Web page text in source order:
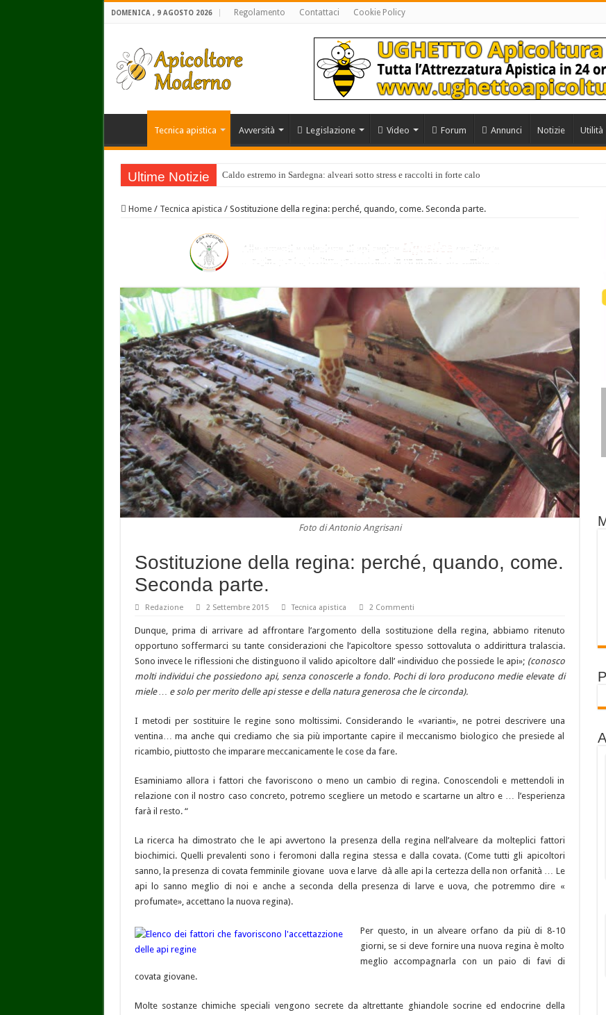
DOMENICA , 9 AGOSTO 2026 Regolamento Contattaci Cookie Policy
Tecnica apistica Avversità Legislazione Video Forum Annunci Notizie Utilità
Ultime Notizie Caldo estremo in Sardegna: alveari sotto stress e raccolti in forte calo
Home / Tecnica apistica / Sostituzione della regina: perché, quando, come. Seconda parte.
Foto di Antonio Angrisani
Sostituzione della regina: perché, quando, come.
Seconda parte.
Redazione 2 Settembre 2015 Tecnica apistica 2 Commenti
Dunque, prima di arrivare ad affrontare l’argomento della sostituzione della regina, abbiamo ritenuto
opportuno soffermarci su tante considerazioni che l’apicoltore spesso sottovaluta o addirittura tralascia.
Sono invece le riflessioni che distinguono il valido apicoltore dall’ «individuo che possiede le api»; (conosco
molti individui che possiedono api, senza conoscerle a fondo. Pochi di loro producono medie elevate di
miele … e solo per merito delle api stesse e della natura generosa che le circonda).
I metodi per sostituire le regine sono moltissimi. Considerando le «varianti», ne potrei descrivere una
ventina… ma anche qui crediamo che sia più importante capire il meccanismo biologico che presiede al
ricambio, piuttosto che imparare meccanicamente le cose da fare.
Esaminiamo allora i fattori che favoriscono o meno un cambio di regina. Conoscendoli e mettendoli in
relazione con il nostro caso concreto, potremo scegliere un metodo e scartarne un altro e … l’esperienza
farà il resto. “
La ricerca ha dimostrato che le api avvertono la presenza della regina nell’alveare da molteplici fattori
biochimici. Quelli prevalenti sono i feromoni dalla regina stessa e dalla covata. (Come tutti gli apicoltori
sanno, la presenza di covata femminile giovane uova e larve dà alle api la certezza della non orfanità … Le
api lo sanno meglio di noi e anche a seconda della presenza di larve e uova, che potremmo dire «
profumate», accettano la nuova regina).
Per questo, in un alveare orfano da più di 8-10
giorni, se si deve fornire una nuova regina è molto
meglio accompagnarla con un paio di favi di
covata giovane.
Molte sostanze chimiche speciali vengono secrete da altrettante ghiandole socrine ed endocrine della